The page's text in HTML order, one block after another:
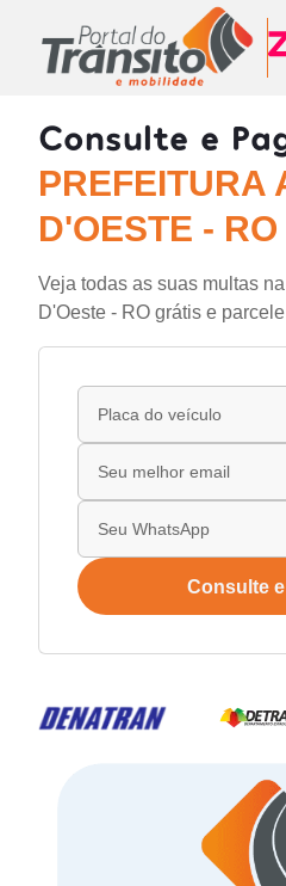
Consulte e
PREFEITURA
D'OESTE -
Veja todas as suas multas
D'Oeste - RO grátis e
Consulte